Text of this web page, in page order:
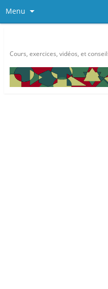
Menu
Cours, exercices, vidéos, et